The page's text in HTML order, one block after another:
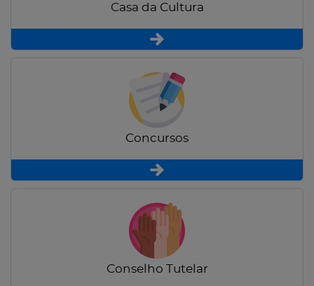
Casa da Cultura
Concursos
Conselho Tutelar